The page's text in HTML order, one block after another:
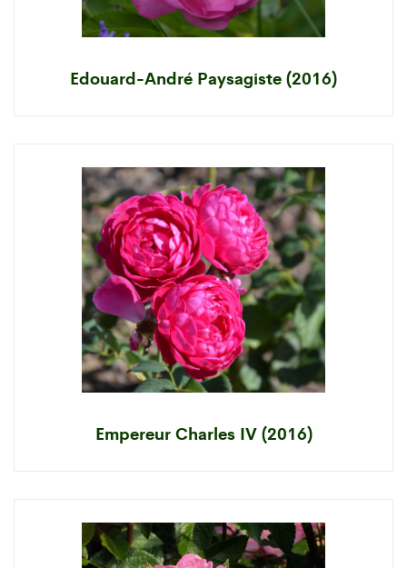
Edouard-André Paysagiste (2016)
Empereur Charles IV (2016)